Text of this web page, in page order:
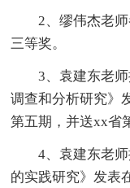
2、缪伟杰老
三等奖。
3、袁建东老
调查和分析研究》
第五期，并送xx省
4、袁建东老
的实践研究》发表